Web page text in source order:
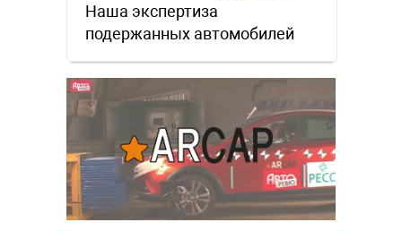
Наша экспертиза
подержанных автомобилей